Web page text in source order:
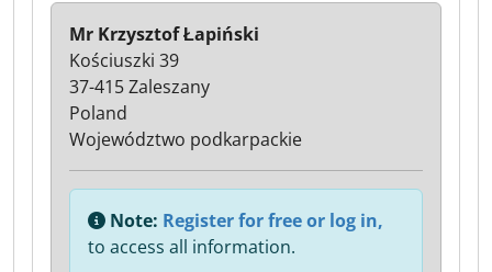
Mr Krzysztof Łapiński
Kościuszki 39
37-415 Zaleszany
Poland
Województwo podkarpackie
Note: Register for free or log in,
to access all information.